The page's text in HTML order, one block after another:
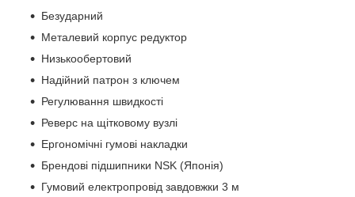
Безударний
Металевий корпус редуктор
Низькообертовий
Надійний патрон з ключем
Регулювання швидкості
Реверс на щітковому вузлі
Ергономічні гумові накладки
Брендові підшипники NSK (Японія)
Гумовий електропровід завдовжки 3 м